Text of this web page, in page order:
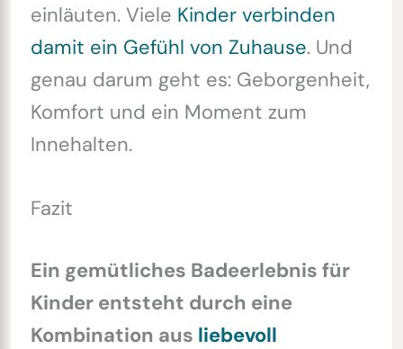
einläuten. Viele Kinder verbinden
damit ein Gefühl von Zuhause. Und
genau darum geht es: Geborgenheit,
Komfort und ein Moment zum
Innehalten.
Fazit
Ein gemütliches Badeerlebnis für
Kinder entsteht durch eine
Kombination aus liebevoll